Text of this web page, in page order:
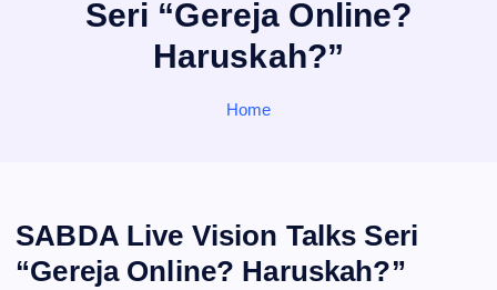
Seri “Gereja Online?
Haruskah?”
Home
SABDA Live Vision Talks Seri
“Gereja Online? Haruskah?”